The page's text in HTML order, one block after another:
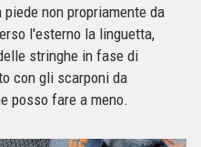
non propriamente da
l'esterno la linguetta,
stringhe in fase di
con gli scarponi da
posso fare a meno.